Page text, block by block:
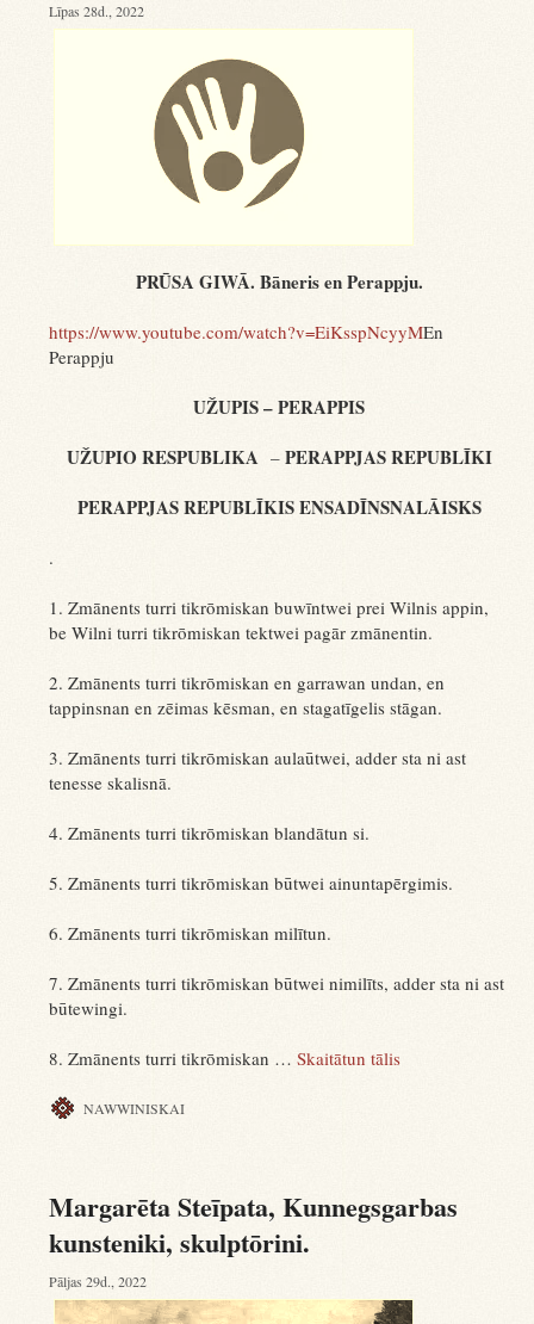
Līpas 28d., 2022
PRŪSA GIWĀ. Bāneris en Perappju.
https://www.youtube.com/watch?v=EiKsspNcyyMEn
Perappju
UŽUPIS – PERAPPIS
UŽUPIO RESPUBLIKA – PERAPPJAS REPUBLĪKI
PERAPPJAS REPUBLĪKIS ENSADĪNSNALĀISKS
.
1. Zmānents turri tikrōmiskan buwīntwei prei Wilnis appin,
be Wilni turri tikrōmiskan tektwei pagār zmānentin.
2. Zmānents turri tikrōmiskan en garrawan undan, en
tappinsnan en zēimas kēsman, en stagatīgelis stāgan.
3. Zmānents turri tikrōmiskan aulaūtwei, adder sta ni ast
tenesse skalisnā.
4. Zmānents turri tikrōmiskan blandātun si.
5. Zmānents turri tikrōmiskan būtwei ainuntapērgimis.
6. Zmānents turri tikrōmiskan milītun.
7. Zmānents turri tikrōmiskan būtwei nimilīts, adder sta ni ast
būtewingi.
8. Zmānents turri tikrōmiskan … Skaitātun tālis
NAWWINISKAI
Margarēta Steīpata, Kunnegsgarbas
kunsteniki, skulptōrini.
Pāljas 29d., 2022